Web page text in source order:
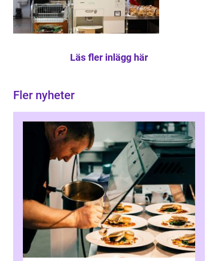
Läs fler inlägg här
Fler nyheter